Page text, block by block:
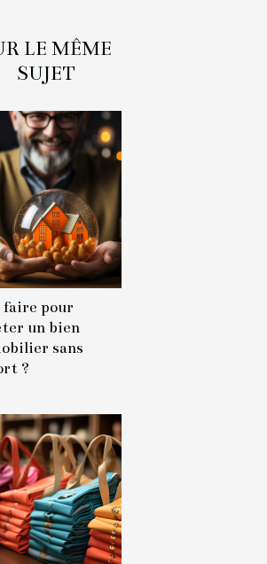
LE MÊME
SUJET
faire pour
un bien
sans
?